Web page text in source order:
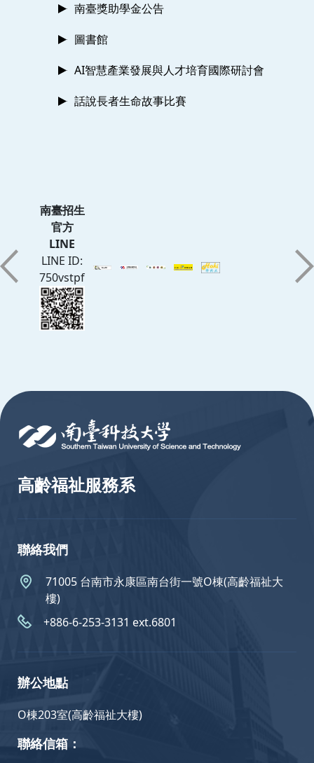
南臺獎助學金公告
圖書館
AI智慧產業發展與人才培育國際研討會
話說長者生命故事比賽
南臺招生
官方
LINE
LINE ID:
750vstpf
高齡福祉服務系
聯絡我們
71005 台南市永康區南台街一號O棟(高齡福祉大
樓)
+886-6-253-3131 ext.6801
辦公地點
O棟203室(高齡福祉大樓)
聯絡信箱：